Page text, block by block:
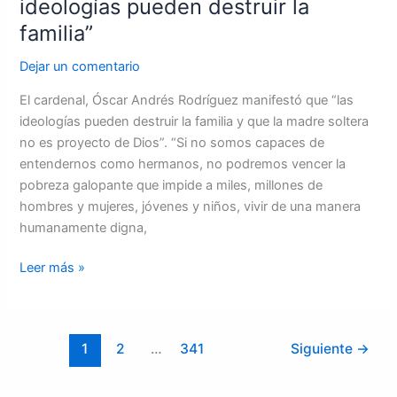
ideologías pueden destruir la
familia”
Dejar un comentario
El cardenal, Óscar Andrés Rodríguez manifestó que “las
ideologías pueden destruir la familia y que la madre soltera
no es proyecto de Dios”. “Si no somos capaces de
entendernos como hermanos, no podremos vencer la
pobreza galopante que impide a miles, millones de
hombres y mujeres, jóvenes y niños, vivir de una manera
humanamente digna,
Leer más »
1 2 … 341 Siguiente →